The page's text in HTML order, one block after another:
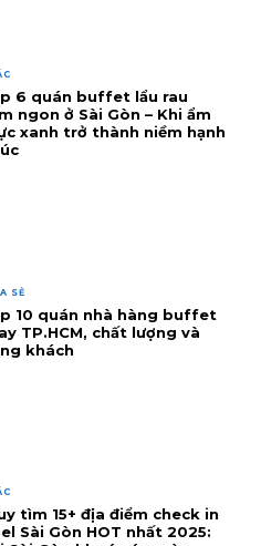
6 quán buffet lẩu rau
ngon ở Sài Gòn – Khi ẩm
xanh trở thành niềm hạnh
SẺ
10 quán nhà hàng buffet
TP.HCM, chất lượng và
khách
tìm 15+ địa điểm check in
Sài Gòn HOT nhất 2025: